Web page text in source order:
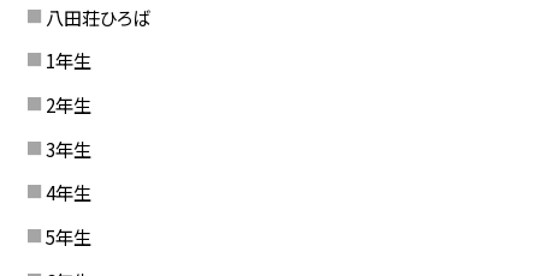
八田荘ひろば
1年生
2年生
3年生
4年生
5年生